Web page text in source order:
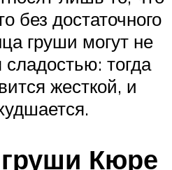
без достаточного
груши могут не
сладостью: тогда
жесткой, и
Кюре